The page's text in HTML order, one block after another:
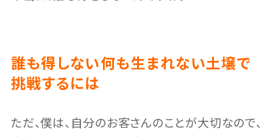
誰も得しない何も生まれない土壌で
挑戦するには
ただ、僕は、自分のお客さんのことが大切なので、